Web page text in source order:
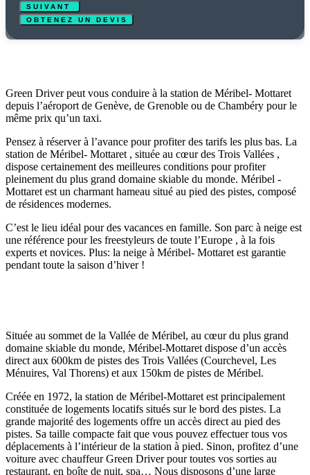
Green Driver peut vous conduire à la station de Méribel- Mottaret
depuis l’aéroport de Genève, de Grenoble ou de Chambéry pour le
même prix qu’un taxi.
Pensez à réserver à l’avance pour profiter des tarifs les plus bas. La
station de Méribel- Mottaret , située au cœur des Trois Vallées ,
dispose certainement des meilleures conditions pour profiter
pleinement du plus grand domaine skiable du monde. Méribel -
Mottaret est un charmant hameau situé au pied des pistes, composé
de résidences modernes.
C’est le lieu idéal pour des vacances en famille. Son parc à neige est
une référence pour les freestyleurs de toute l’Europe , à la fois
experts et novices. Plus: la neige à Méribel- Mottaret est garantie
pendant toute la saison d’hiver !
Située au sommet de la Vallée de Méribel, au cœur du plus grand
domaine skiable du monde, Méribel-Mottaret dispose d’un accès
direct aux 600km de pistes des Trois Vallées (Courchevel, Les
Ménuires, Val Thorens) et aux 150km de pistes de Méribel.
Créée en 1972, la station de Méribel-Mottaret est principalement
constituée de logements locatifs situés sur le bord des pistes. La
grande majorité des logements offre un accès direct au pied des
pistes. Sa taille compacte fait que vous pouvez effectuer tous vos
déplacements à l’intérieur de la station à pied. Sinon, profitez d’une
voiture avec chauffeur Green Driver pour toutes vos sorties au
restaurant, en boîte de nuit, spa… Nous disposons d’une large